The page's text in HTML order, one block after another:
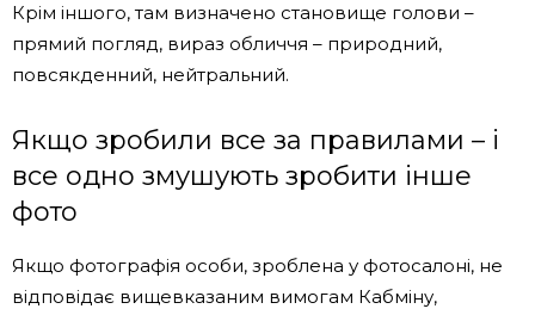
Крім іншого, там визначено становище голови –
прямий погляд, вираз обличчя – природний,
повсякденний, нейтральний.
Якщо зробили все за правилами – і
все одно змушують зробити інше
фото
Якщо фотографія особи, зроблена у фотосалоні, не
відповідає вищевказаним вимогам Кабміну,